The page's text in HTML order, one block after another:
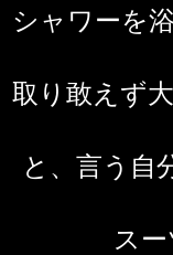
シャワーを
取り敢えず
と、言う自
ス